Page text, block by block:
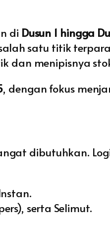
di Dusun 1 hingga
satu titik
dan menipisnya
, dengan fokus
dibutuhkan.
serta Selimut.